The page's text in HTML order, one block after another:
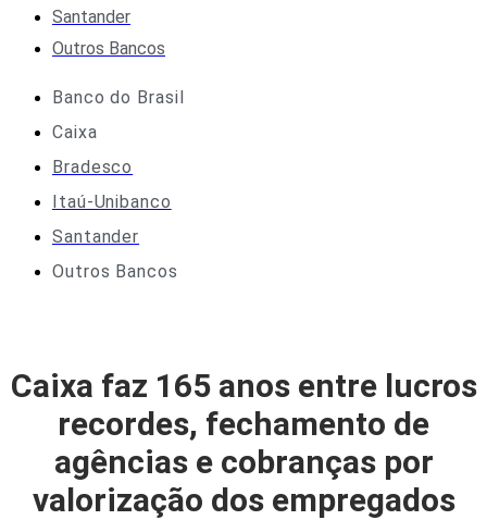
Santander
Outros Bancos
Banco do Brasil
Caixa
Bradesco
Itaú-Unibanco
Santander
Outros Bancos
Caixa faz 165 anos entre lucros
recordes, fechamento de
agências e cobranças por
valorização dos empregados